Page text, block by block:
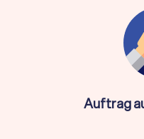
Kommunikation per E-
Wichtig bei
DSGVO-konforme
Nutzung sicherer
Unternehmen online.
Auftrag